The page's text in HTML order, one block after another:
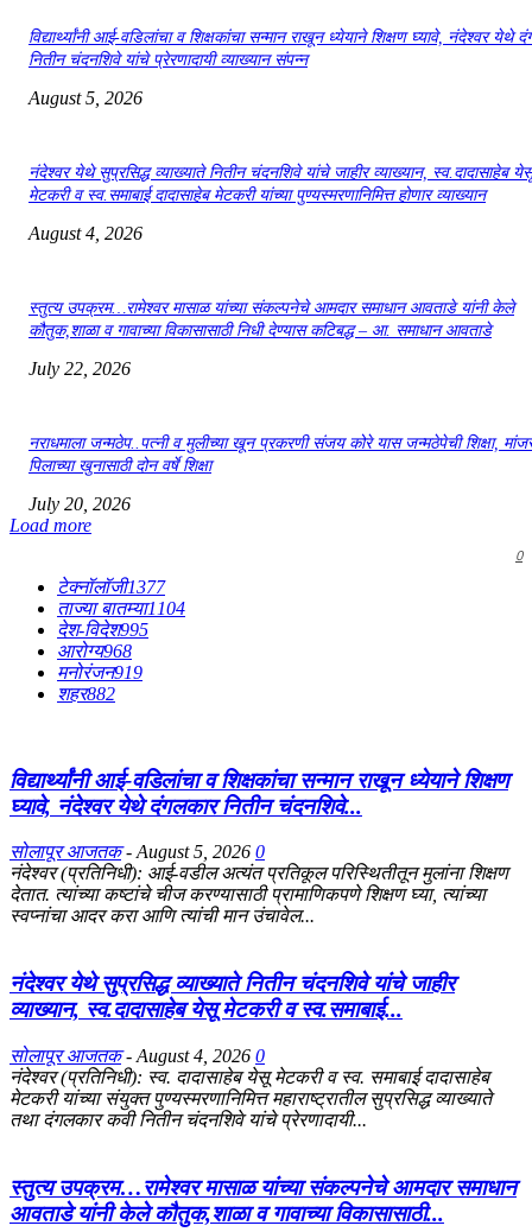
विद्यार्थ्यांनी आई-वडिलांचा व शिक्षकांचा सन्मान राखून ध्येयाने शिक्षण घ्यावे, नंदेश्वर येथे
नितीन चंदनशिवे यांचे प्रेरणादायी व्याख्यान संपन्न
August 5, 2026
नंदेश्वर येथे सुप्रसिद्ध व्याख्याते नितीन चंदनशिवे यांचे जाहीर व्याख्यान, स्व.दादासाहेब येसू
मेटकरी व स्व.समाबाई दादासाहेब मेटकरी यांच्या पुण्यस्मरणानिमित्त होणार व्याख्यान
August 4, 2026
स्तुत्य उपक्रम…रामेश्वर मासाळ यांच्या संकल्पनेचे आमदार समाधान आवताडे यांनी केले
कौतुक,शाळा व गावाच्या विकासासाठी निधी देण्यास कटिबद्ध – आ. समाधान आवताडे
July 22, 2026
नराधमाला जन्मठेप..पत्नी व मुलीच्या खून प्रकरणी संजय कोरे यास जन्मठेपेची शिक्षा,
पिलाच्या खुनासाठी दोन वर्षे शिक्षा
July 20, 2026
Load more
0
टेक्नॉलॉजी1377
ताज्या बातम्या1104
देश-विदेश995
आरोग्य968
मनोरंजन919
शहर882
विद्यार्थ्यांनी आई-वडिलांचा व शिक्षकांचा सन्मान राखून ध्येयाने शिक्षण
घ्यावे, नंदेश्वर येथे दंगलकार नितीन चंदनशिवे...
सोलापूर आजतक - August 5, 2026 0
नंदेश्वर (प्रतिनिधी): आई-वडील अत्यंत प्रतिकूल परिस्थितीतून मुलांना शिक्षण
देतात. त्यांच्या कष्टांचे चीज करण्यासाठी प्रामाणिकपणे शिक्षण घ्या, त्यांच्या
स्वप्नांचा आदर करा आणि त्यांची मान उंचावेल...
नंदेश्वर येथे सुप्रसिद्ध व्याख्याते नितीन चंदनशिवे यांचे जाहीर
व्याख्यान, स्व.दादासाहेब येसू मेटकरी व स्व.समाबाई...
सोलापूर आजतक - August 4, 2026 0
नंदेश्वर (प्रतिनिधी): स्व. दादासाहेब येसू मेटकरी व स्व. समाबाई दादासाहेब
मेटकरी यांच्या संयुक्त पुण्यस्मरणानिमित्त महाराष्ट्रातील सुप्रसिद्ध व्याख्याते
तथा दंगलकार कवी नितीन चंदनशिवे यांचे प्रेरणादायी...
स्तुत्य उपक्रम…रामेश्वर मासाळ यांच्या संकल्पनेचे आमदार समाधान
आवताडे यांनी केले कौतुक,शाळा व गावाच्या विकासासाठी...